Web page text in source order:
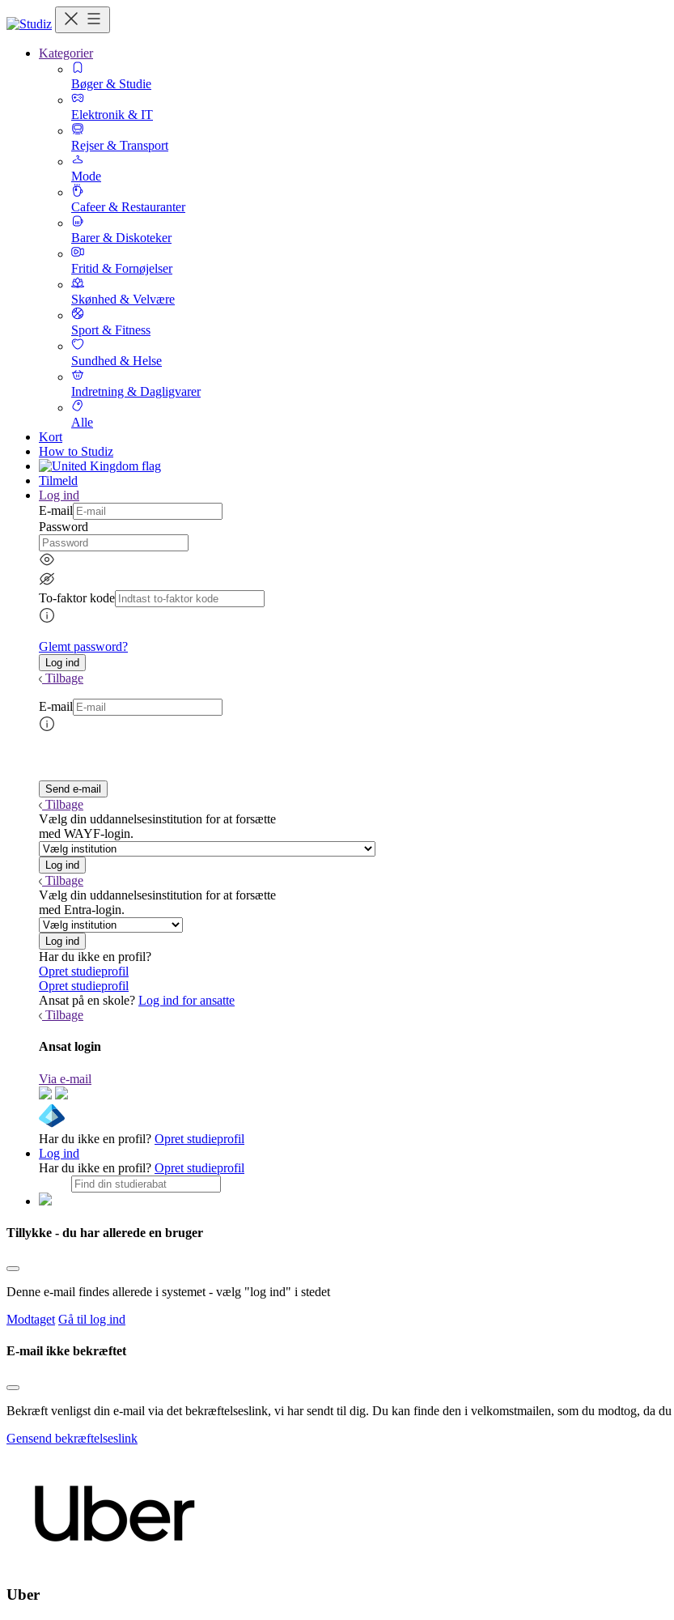
Kategorier
Bøger & Studie
Elektronik & IT
Rejser & Transport
Mode
Cafeer & Restauranter
Barer & Diskoteker
Fritid & Fornøjelser
Skønhed & Velvære
Sport & Fitness
Sundhed & Helse
Indretning & Dagligvarer
Alle
Kort
How to Studiz
Tilmeld
Log ind
E-mail
Password
To-faktor kode
Glemt password?
Tilbage
E-mail
Tilbage
Vælg din uddannelsesinstitution for at forsætte
med WAYF-login.
Tilbage
Vælg din uddannelsesinstitution for at forsætte
med Entra-login.
Har du ikke en profil?
Opret studieprofil
Opret studieprofil
Ansat på en skole? Log ind for ansatte
Tilbage
Ansat login
Via e-mail
Har du ikke en profil? Opret studieprofil
Log ind
Har du ikke en profil? Opret studieprofil
Tillykke - du har allerede en bruger
Denne e-mail findes allerede i systemet - vælg "log ind" i stedet
Modtaget Gå til log ind
E-mail ikke bekræftet
Bekræft venligst din e-mail via det bekræftelseslink, vi har sendt til dig. Du kan finde den i velkomstmailen, som du modtog, da
Gensend bekræftelseslink
Uber